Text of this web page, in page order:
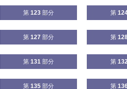
第 123部分 第
第 127 部分 第
第 131部分 第
第 135部分 第